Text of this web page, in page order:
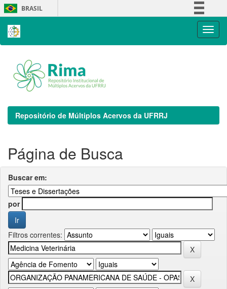
Skip
navigation
BRASIL
Repositório de Múltiplos Acervos da UFRRJ
Página de Busca
Buscar em:
por
Filtros correntes: